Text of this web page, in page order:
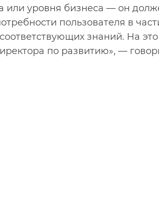
или уровня бизнеса — он
пользователя в
знаний. На это
по развитию», —